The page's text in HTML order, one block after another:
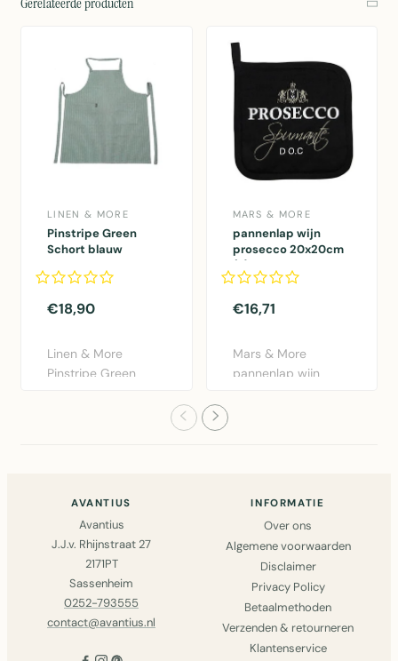
LINEN & MORE
Pinstripe Green
Schort blauw
€18,90
Linen & More
Pinstripe Green
MARS & MORE
pannenlap wijn
prosecco 20x20cm
(2)
€16,71
Mars & More
pannenlap wijn
AVANTIUS
Avantius
J.J.v. Rhijnstraat 27
2171PT
Sassenheim
0252-793555
contact@avantius.nl
INFORMATIE
Over ons
Algemene voorwaarden
Disclaimer
Privacy Policy
Betaalmethoden
Verzenden & retourneren
Klantenservice